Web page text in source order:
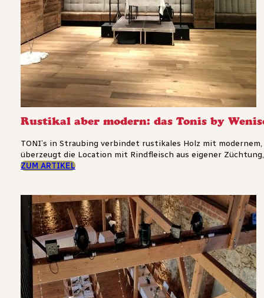
Rustikal aber modern: das Tonis by
TONI’s in Straubing verbindet rustikales Holz mit
überzeugt die Location mit Rindfleisch aus eigener
ZUM ARTIKEL